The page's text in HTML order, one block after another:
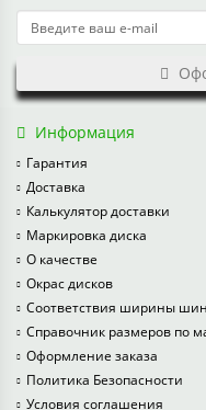
Информация
Гарантия
Доставка
Калькулятор доставки
Маркировка диска
О качестве
Окрас дисков
Соответствия ширины
Справочник размеров по
Оформление заказа
Политика Безопасности
Условия соглашения